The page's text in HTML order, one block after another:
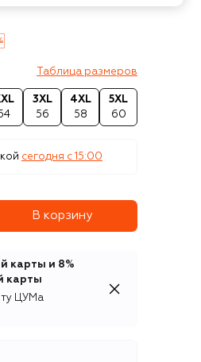
Таблица размеров
3XL
56
4XL
58
5XL
60
сегодня c 15:00
В корзину
карты и 8%
карты
ЦУМа